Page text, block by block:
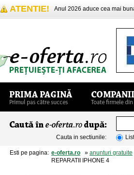
ATENTIE! Anul 2026 aduce cea mai
Cauta in sectiunile:
Esti pe pagina: e-oferta.ro » anunturi gratuite
REPARATII IPHONE 4